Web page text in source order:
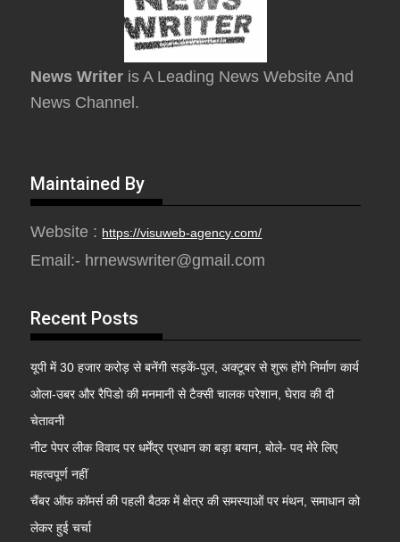
News Writer is A Leading News Website And
News Channel.
Maintained By
Website : https://visuweb-agency.com/
Email:- hrnewswriter@gmail.com
Recent Posts
यूपी में 30 हजार करोड़ से बनेंगी सड़कें-पुल, अक्टूबर से शुरू होंगे निर्माण कार्य
ओला-उबर और रैपिडो की मनमानी से टैक्सी चालक परेशान, घेराव की दी
चेतावनी
नीट पेपर लीक विवाद पर धर्मेंद्र प्रधान का बड़ा बयान, बोले- पद मेरे लिए
महत्वपूर्ण नहीं
चैंबर ऑफ कॉमर्स की पहली बैठक में क्षेत्र की समस्याओं पर मंथन, समाधान को
लेकर हुई चर्चा